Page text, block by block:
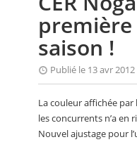
ANNUAIRES
PETITES ANNONCES
première
saison !
Publié le 13 avr 2012
La couleur affichée
les concurrents n’a en
Nouvel ajustage pour